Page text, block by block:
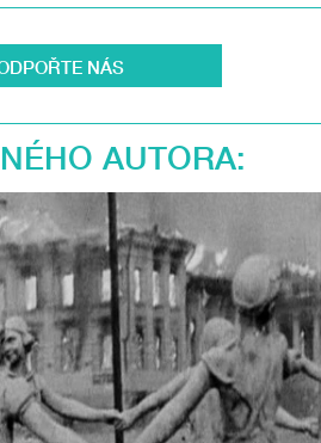
NÁS
AUTORA: